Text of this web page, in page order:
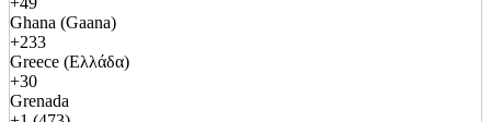
Ghana (Gaana)
+233
Greece (Ελλάδα)
+30
Grenada